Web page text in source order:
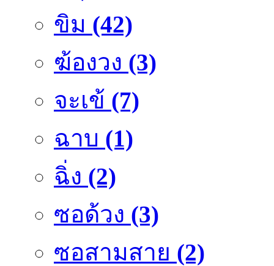
ขิม (42)
ฆ้องวง (3)
จะเข้ (7)
ฉาบ (1)
ฉิ่ง (2)
ซอด้วง (3)
ซอสามสาย (2)